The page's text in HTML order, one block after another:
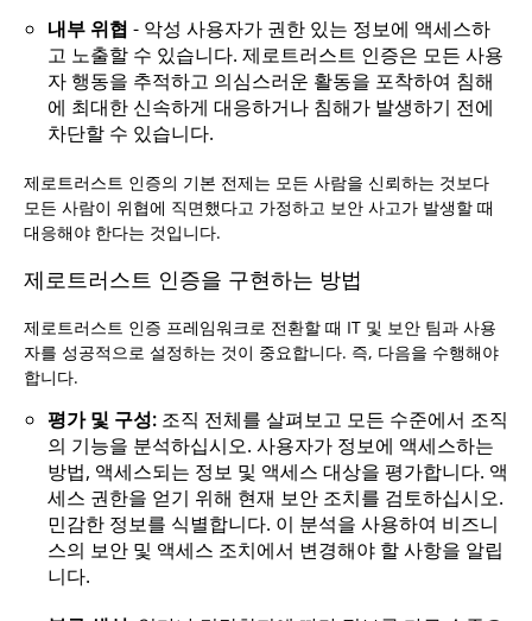
내부 위협 - 악성 사용자가 권한 있는 정보에 액세스하
고 노출할 수 있습니다. 제로트러스트 인증은 모든 사용
자 행동을 추적하고 의심스러운 활동을 포착하여 침해
에 최대한 신속하게 대응하거나 침해가 발생하기 전에
차단할 수 있습니다.
제로트러스트 인증의 기본 전제는 모든 사람을 신뢰하는 것보다
모든 사람이 위협에 직면했다고 가정하고 보안 사고가 발생할 때
대응해야 한다는 것입니다.
제로트러스트 인증을 구현하는 방법
제로트러스트 인증 프레임워크로 전환할 때 IT 및 보안 팀과 사용
자를 성공적으로 설정하는 것이 중요합니다. 즉, 다음을 수행해야
합니다.
평가 및 구성: 조직 전체를 살펴보고 모든 수준에서 조직
의 기능을 분석하십시오. 사용자가 정보에 액세스하는
방법, 액세스되는 정보 및 액세스 대상을 평가합니다. 액
세스 권한을 얻기 위해 현재 보안 조치를 검토하십시오.
민감한 정보를 식별합니다. 이 분석을 사용하여 비즈니
스의 보안 및 액세스 조치에서 변경해야 할 사항을 알립
니다.